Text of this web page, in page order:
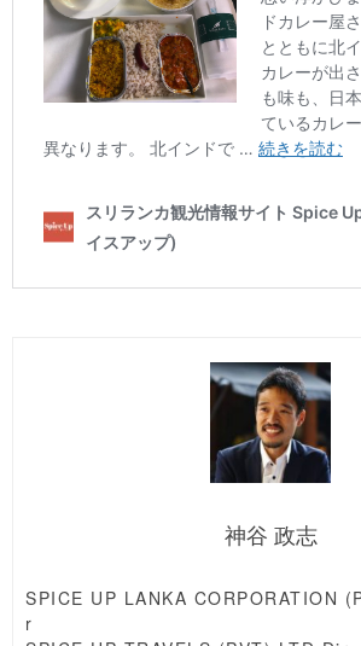
神谷 政志
SPICE UP LANKA CORPORATION
r